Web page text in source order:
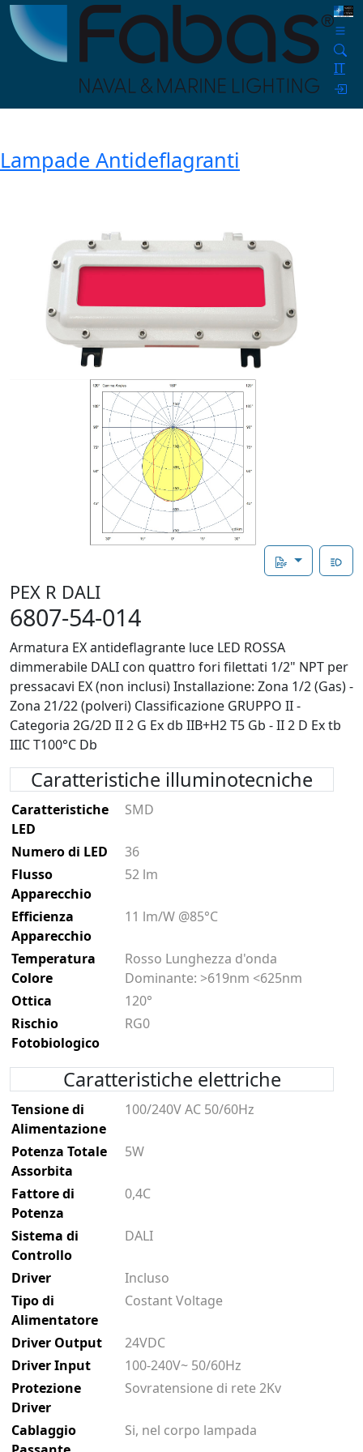
IT
Lampade Antideflagranti
PEX R DALI
6807-54-014
Armatura EX antideflagrante luce LED ROSSA
dimmerabile DALI con quattro fori filettati 1/2" NPT per
pressacavi EX (non inclusi) Installazione: Zona 1/2 (Gas) -
Zona 21/22 (polveri) Classificazione GRUPPO II -
Categoria 2G/2D II 2 G Ex db IIB+H2 T5 Gb - II 2 D Ex tb
IIIC T100°C Db
Caratteristiche illuminotecniche
Caratteristiche
LED
SMD
Numero di LED
36
Flusso
Apparecchio
52 lm
Efficienza
Apparecchio
11 lm/W @85°C
Temperatura
Colore
Rosso Lunghezza d'onda
Dominante: >619nm <625nm
Ottica
120°
Rischio
Fotobiologico
RG0
Caratteristiche elettriche
Tensione di
Alimentazione
100/240V AC 50/60Hz
Potenza Totale
Assorbita
5W
Fattore di
Potenza
0,4C
Sistema di
Controllo
DALI
Driver
Incluso
Tipo di
Alimentatore
Costant Voltage
Driver Output
24VDC
Driver Input
100-240V~ 50/60Hz
Protezione
Driver
Sovratensione di rete 2Kv
Cablaggio
Si, nel corpo lampada